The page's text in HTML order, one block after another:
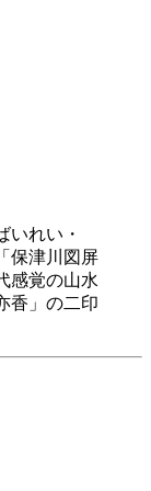
れい・
保津川図屏
感覚の山水
香」の二印